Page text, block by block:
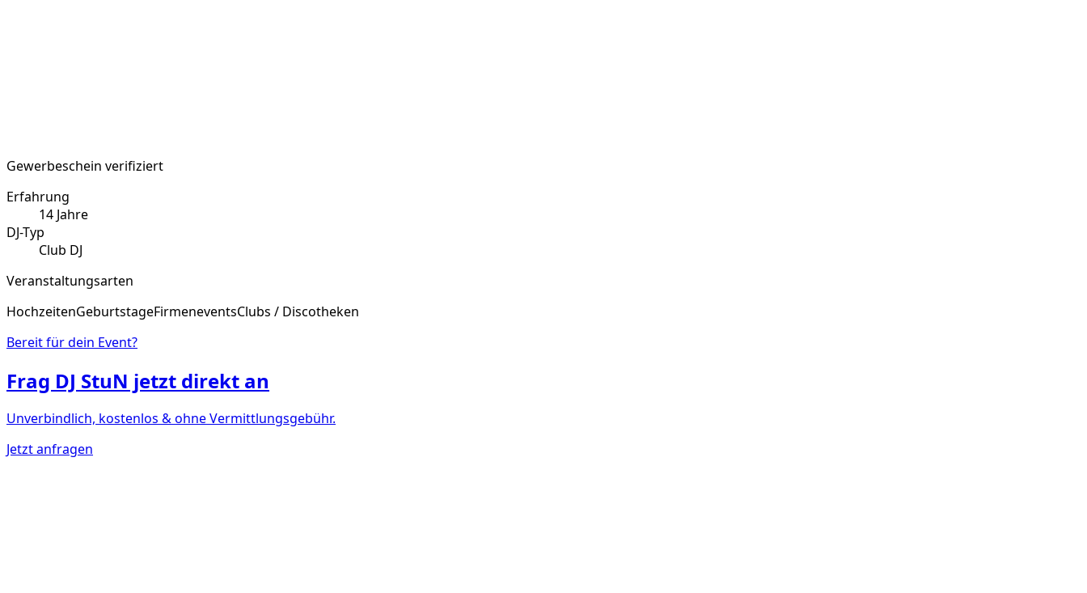
Gewerbeschein verifiziert
Erfahrung
14 Jahre
DJ-Typ
Club DJ
Veranstaltungsarten
HochzeitenGeburtstageFirmeneventsClubs / Discotheken
Bereit für dein Event?
Frag DJ StuN jetzt direkt an
Unverbindlich, kostenlos & ohne Vermittlungsgebühr.
Jetzt anfragen